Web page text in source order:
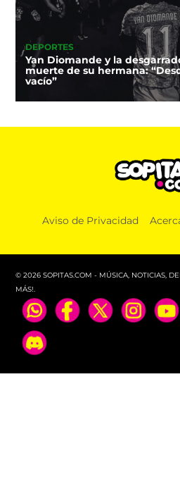
DEPORTES
Yan Diomande y la
muerte de su hermana:
vacío”
Aviso de Privacidad
© 2026 SOPITAS.COM - MÚSICA, NOTICIAS,
MÁS!.